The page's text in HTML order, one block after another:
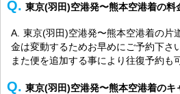
東京(羽田)空港発〜熊本空港着の料
東京(羽田)空港発〜熊本空港着の片
金は変動するためお早めにご予約下さい
また便を追加する事により往復予約も
東京(羽田)空港発〜熊本空港着のキ